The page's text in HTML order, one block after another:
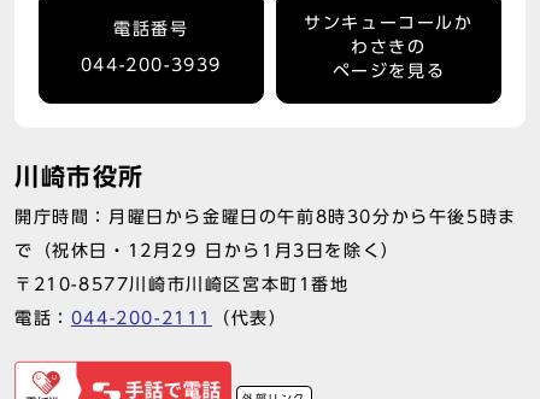
電話番号
044-200-3939
サンキューコールか
わさきの
ページを見る
川崎市役所
開庁時間：月曜日から金曜日の午前8時30分から午後5時ま
で（祝休日・12月29 日から1月3日を除く）
〒210-8577川崎市川崎区宮本町1番地
電話： 044-200-2111 （代表）